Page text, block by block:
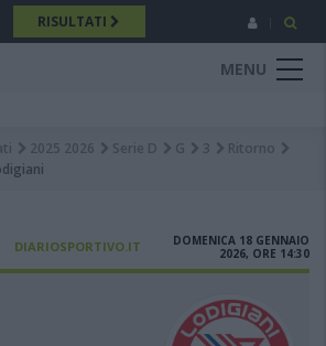
RISULTATI
MENU
2025 2026 Serie D G 3
Ritorno
DIARIOSPORTIVO.IT
DOMENICA 18 GENNAIO
2026, ORE 14:30